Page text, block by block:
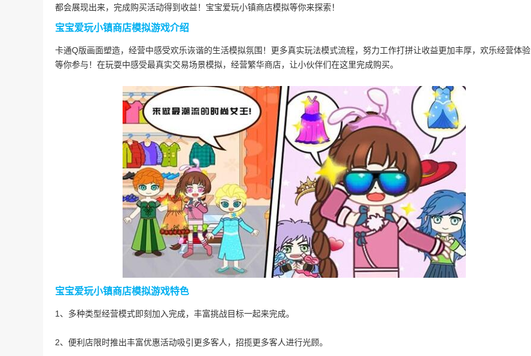
都会展现出来，完成购买活动得到收益！宝宝爱玩小镇商店模拟等你来探索！
宝宝爱玩小镇商店模拟游戏介绍
卡通Q版画面塑造，经营中感受欢乐诙谐的生活模拟氛围！更多真实玩法模式流程，努力工作打拼让收益更加丰厚，欢乐经营体验
等你参与！在玩耍中感受最真实交易场景模拟，经营繁华商店，让小伙伴们在这里完成购买。
宝宝爱玩小镇商店模拟游戏特色
1、多种类型经营模式即刻加入完成，丰富挑战目标一起来完成。
2、便利店限时推出丰富优惠活动吸引更多客人，招揽更多客人进行光顾。